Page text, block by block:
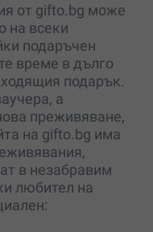
от gifto.bg може
на всеки
подаръчен
време в дълго
подарък.
а
преживяване,
на gifto.bg има
в незабравим
любител на